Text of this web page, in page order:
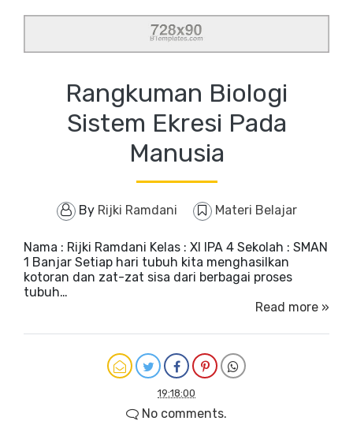
Rangkuman Biologi
Sistem Ekresi Pada
Manusia
By Rijki Ramdani Materi Belajar
Nama : Rijki Ramdani Kelas : XI IPA 4 Sekolah : SMAN
1 Banjar Setiap hari tubuh kita menghasilkan
kotoran dan zat-zat sisa dari berbagai proses
tubuh…
Read more »
19:18:00
No comments.